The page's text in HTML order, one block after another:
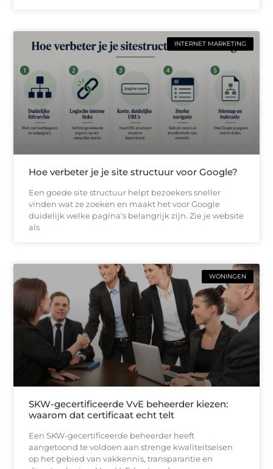
INTERNET MARKETING
Hoe verbeter je je site structuur voor Google?
Een goede site structuur helpt bezoekers sneller
vinden wat ze zoeken en maakt het voor Google
duidelijk welke pagina’s belangrijk zijn. Zie je website
als
WONINGEN
SKW-gecertificeerde VvE beheerder kiezen:
waarom dat certificaat echt telt
Een SKW-gecertificeerde beheerder heeft
aangetoond te voldoen aan strenge kwaliteitseisen
op het gebied van vakkennis, transparantie en